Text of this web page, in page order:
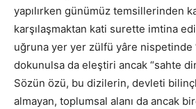
yapılırken günümüz temsillerinden
karşılaşmaktan kati surette imtina
uğruna yer yer zülfü yâre nispetinde
dokunulsa da eleştiri ancak “sahte
Sözün özü, bu dizilerin, devleti
almayan, toplumsal alanı da ancak